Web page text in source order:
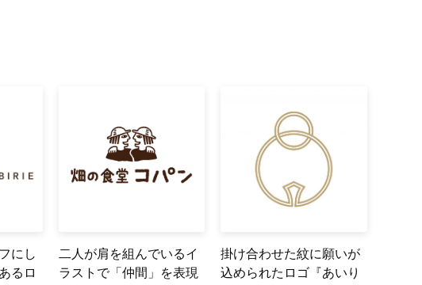
にし
るロ
二人が肩を組んでいるイ
ラストで「仲間」を表現
掛け合わせた紋に願いが
込められたロゴ『あいり